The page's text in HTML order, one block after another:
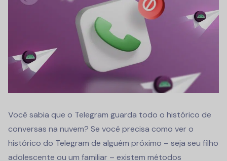
Você sabia que o Telegram guarda todo o histórico de
conversas na nuvem? Se você precisa como ver o
histórico do Telegram de alguém próximo – seja seu filho
adolescente ou um familiar – existem métodos